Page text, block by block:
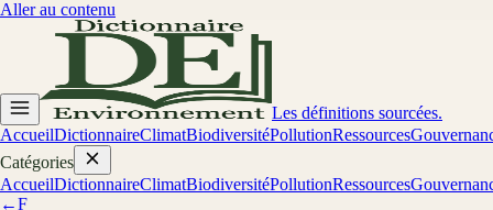
Aller au contenu
Les définitions sourcées.
AccueilDictionnaireClimatBiodiversitéPollutionRessources
Catégories
AccueilDictionnaireClimatBiodiversitéPollutionRessources
←F